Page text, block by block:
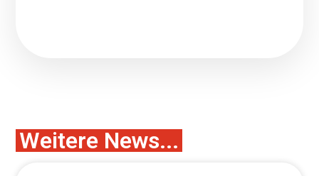
Weitere News...